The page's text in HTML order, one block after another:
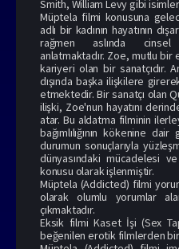
Smith, William Levy gibi
Müptela filmi konusuna
adlı bir kadının hayatının
rağmen aslında cinsel
anlatmaktadır. Zoe, mutlu bir
kariyeri olan bir sanatçıdır.
dışında başka ilişkilere
etmektedir. Bir sanatçı olan
ilişki, Zoe'nun hayatını
atar. Bu aldatma filminin
bağımlılığının kökenine
durumun sonuçlarıyla
dünyasındaki mücadelesi
konusu olarak işlenmiştir.
Müptela (Addicted) filmi
olarak olumlu yorumlar
çıkmaktadır.
Eksik filmiKaset İşi (Sex
beğenilen erotik filmlerden